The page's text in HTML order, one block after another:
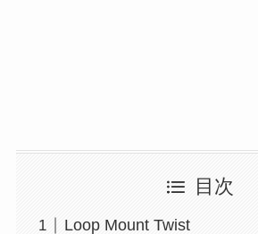
目次
Loop Mount Twist